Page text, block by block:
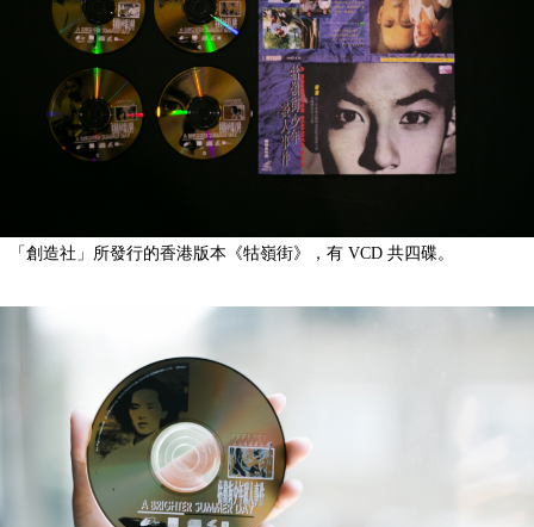
「創造社」所發行的香港版本《牯嶺街》，有 VCD 共四碟。